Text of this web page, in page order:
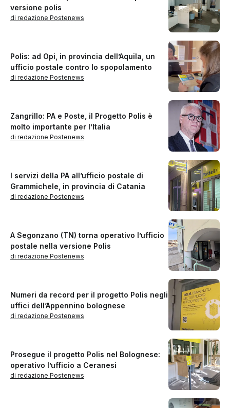
versione polis
di redazione Postenews
Polis: ad Opi, in provincia dell’Aquila, un
ufficio postale contro lo spopolamento
di redazione Postenews
Zangrillo: PA e Poste, il Progetto Polis è
molto importante per l’Italia
di redazione Postenews
I servizi della PA all’ufficio postale di
Grammichele, in provincia di Catania
di redazione Postenews
A Segonzano (TN) torna operativo l’ufficio
postale nella versione Polis
di redazione Postenews
Numeri da record per il progetto Polis negli
uffici dell’Appennino bolognese
di redazione Postenews
Prosegue il progetto Polis nel Bolognese:
operativo l’ufficio a Ceranesi
di redazione Postenews